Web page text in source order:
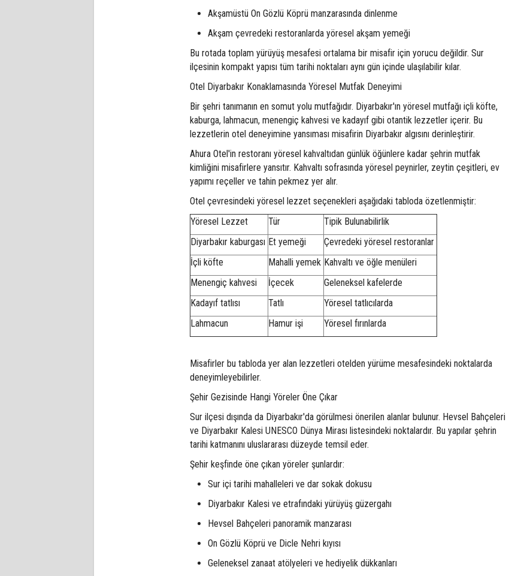
Akşamüstü On Gözlü Köprü manzarasında dinlenme
Akşam çevredeki restoranlarda yöresel akşam yemeği
Bu rotada toplam yürüyüş mesafesi ortalama bir misafir için yorucu değildir. Sur
ilçesinin kompakt yapısı tüm tarihi noktaları aynı gün içinde ulaşılabilir kılar.
Otel Diyarbakır Konaklamasında Yöresel Mutfak Deneyimi
Bir şehri tanımanın en somut yolu mutfağıdır. Diyarbakır'ın yöresel mutfağı içli köfte,
kaburga, lahmacun, menengiç kahvesi ve kadayıf gibi otantik lezzetler içerir. Bu
lezzetlerin otel deneyimine yansıması misafirin Diyarbakır algısını derinleştirir.
Ahura Otel'in restoranı yöresel kahvaltıdan günlük öğünlere kadar şehrin mutfak
kimliğini misafirlere yansıtır. Kahvaltı sofrasında yöresel peynirler, zeytin çeşitleri, ev
yapımı reçeller ve tahin pekmez yer alır.
Otel çevresindeki yöresel lezzet seçenekleri aşağıdaki tabloda özetlenmiştir:
Yöresel Lezzet
Tür
Tipik Bulunabilirlik
Diyarbakır kaburgası Et yemeği
Çevredeki yöresel restoranlar
İçli köfte
Mahalli yemek Kahvaltı ve öğle menüleri
Menengiç kahvesi
İçecek
Geleneksel kafelerde
Kadayıf tatlısı
Tatlı
Yöresel tatlıcılarda
Lahmacun
Hamur işi Yöresel fırınlarda
Misafirler bu tabloda yer alan lezzetleri otelden yürüme mesafesindeki noktalarda
deneyimleyebilirler.
Şehir Gezisinde Hangi Yöreler Öne Çıkar
Sur ilçesi dışında da Diyarbakır'da görülmesi önerilen alanlar bulunur. Hevsel Bahçeleri
ve Diyarbakır Kalesi UNESCO Dünya Mirası listesindeki noktalardır. Bu yapılar şehrin
tarihi katmanını uluslararası düzeyde temsil eder.
Şehir keşfinde öne çıkan yöreler şunlardır:
Sur içi tarihi mahalleleri ve dar sokak dokusu
Diyarbakır Kalesi ve etrafındaki yürüyüş güzergahı
Hevsel Bahçeleri panoramik manzarası
On Gözlü Köprü ve Dicle Nehri kıyısı
Geleneksel zanaat atölyeleri ve hediyelik dükkanları